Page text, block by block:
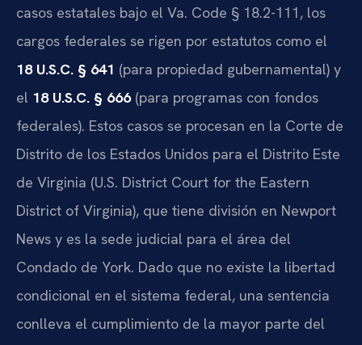
casos estatales bajo el Va. Code § 18.2-111, los
cargos federales se rigen por estatutos como el
18 U.S.C. § 641 (para propiedad gubernamental) y
el 18 U.S.C. § 666(para programas con fondos
federales). Estos casos se procesan en la Corte de
Distrito de los Estados Unidos para el Distrito Este
de Virginia (U.S. District Court for the Eastern
District of Virginia), que tiene división en Newport
News y es la sede judicial para el área del
Condado de York. Dado que no existe la libertad
condicional en el sistema federal, una sentencia
conlleva el cumplimiento de la mayor parte del